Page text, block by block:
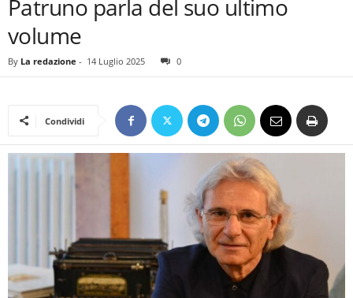
Patruno parla del suo ultimo
volume
By La redazione - 14 Luglio 2025 0
Condividi